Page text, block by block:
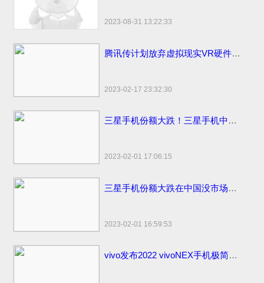
2023-08-31 13:22:33
腾讯传计划放弃虚拟现实VR硬件计划
2023-02-17 23:32:30
三星手机份额大跌！三星手机中国市场份额变化国内仅剩3%
2023-02-01 17:06:15
三星手机份额大跌在中国没市场了！国内市场占有率仅剩1%国外比苹果销量高
2023-02-01 16:59:53
vivo发布2022 vivoNEX手机极简易浏览器下载：简洁流畅无广告！